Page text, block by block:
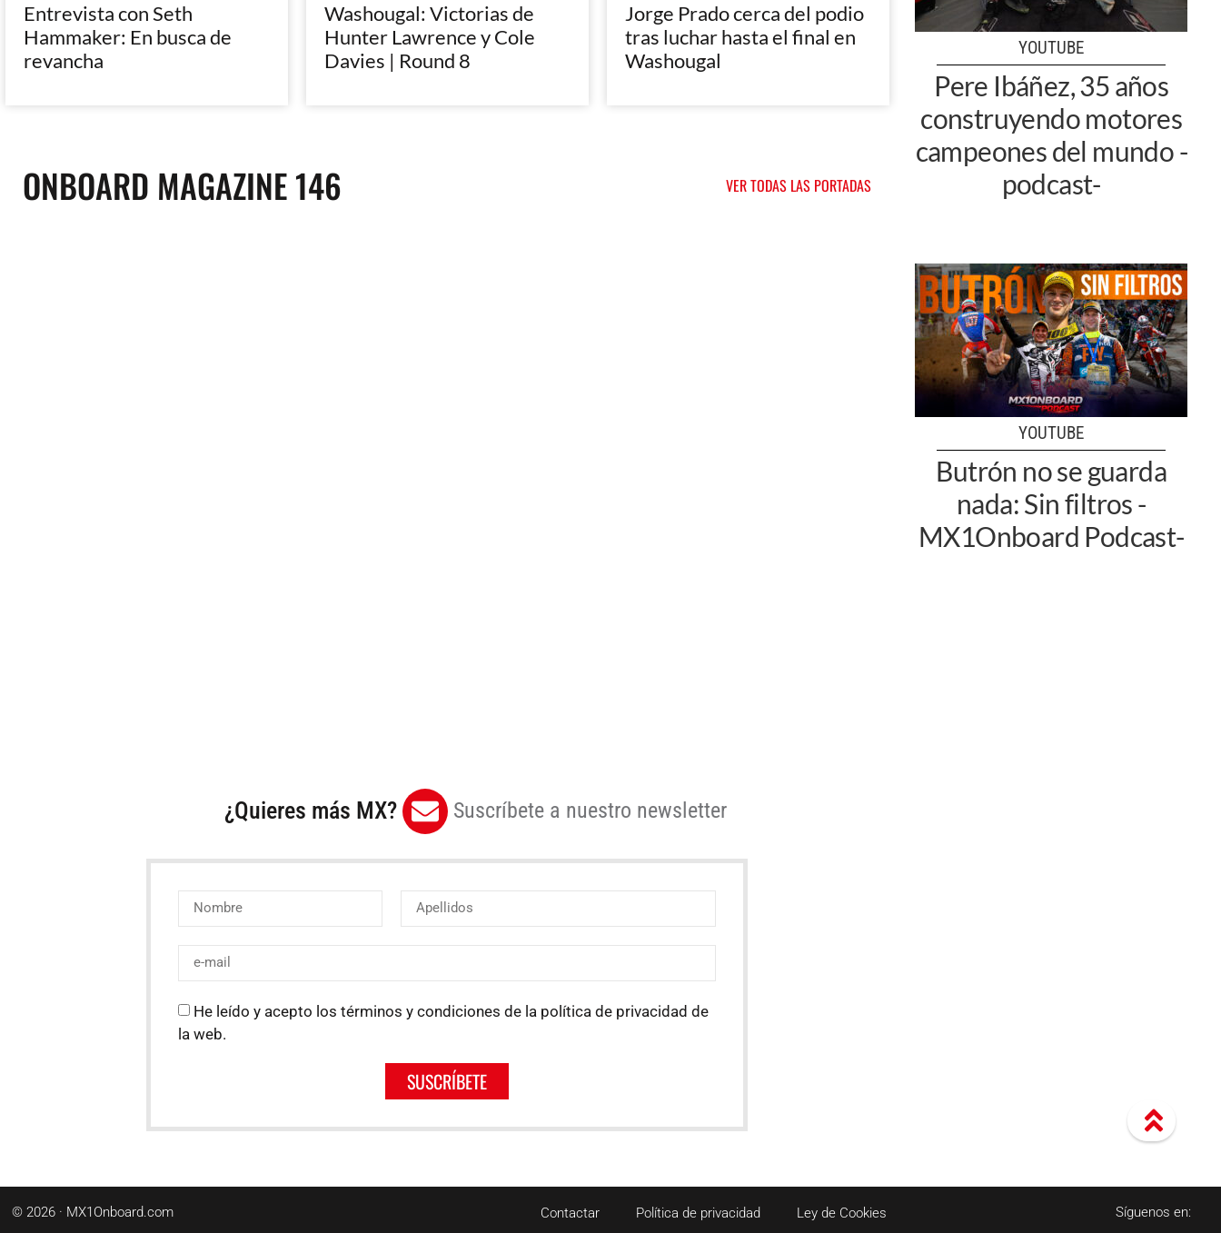
Entrevista con Seth
Hammaker: En busca de
revancha
Washougal: Victorias de
Hunter Lawrence y Cole
Davies | Round 8
Jorge Prado cerca del podio
tras luchar hasta el final en
Washougal
ONBOARD MAGAZINE 146 VER TODAS LAS PORTADAS
¿Quieres más MX? Suscríbete a nuestro newsletter
He leído y acepto los términos y condiciones de la política de privacidad de
la web.
SUSCRÍBETE
YOUTUBE
Pere Ibáñez, 35 años
construyendo motores
campeones del mundo -
podcast-
YOUTUBE
Butrón no se guarda
nada: Sin filtros -
MX1Onboard Podcast-
© 2026 · MX1Onboard.com Contactar Política de privacidad Ley de Cookies Síguenos en: